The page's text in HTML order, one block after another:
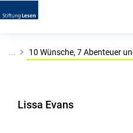
... 10 Wünsche, 7 Abenteuer
Lissa Evans